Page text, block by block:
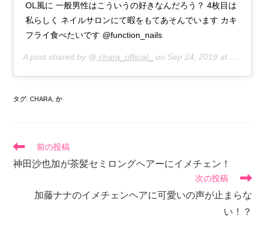
OL風に 一般男性はこういうの好きなんだろう？ 4枚目は
私らしく ネイルサロンにて暇をもてあそんでいます カキ
フライ食べたいです @function_nails
A post shared by @ chara_official_ on Sep 24, 2019 at 9:15pm PDT
タグ:CHARA, か
前の投稿
神田沙也加が茶髪セミロングヘアーにイメチェン！
次の投稿
加藤ナナのイメチェンヘアに可愛いの声が止まらな
い！？